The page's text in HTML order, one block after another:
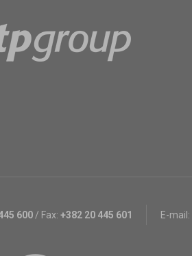
600 / Fax: +382 20 445 601 E-mail: